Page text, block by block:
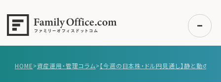
HOME>資産運用・管理コラム>